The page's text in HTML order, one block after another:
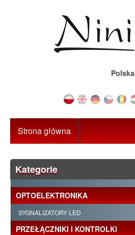
Polska
Strona główna
Kategorie
OPTOELEKTRONIKA
SYGNALIZATORY LED
PRZEŁĄCZNIKI I KONTROLKI